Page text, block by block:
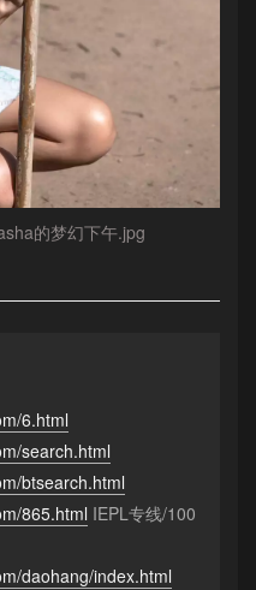
的梦幻下午.jpg
6.html
search.html
btsearch.html
865.html IEPL专线/100
daohang/index.html